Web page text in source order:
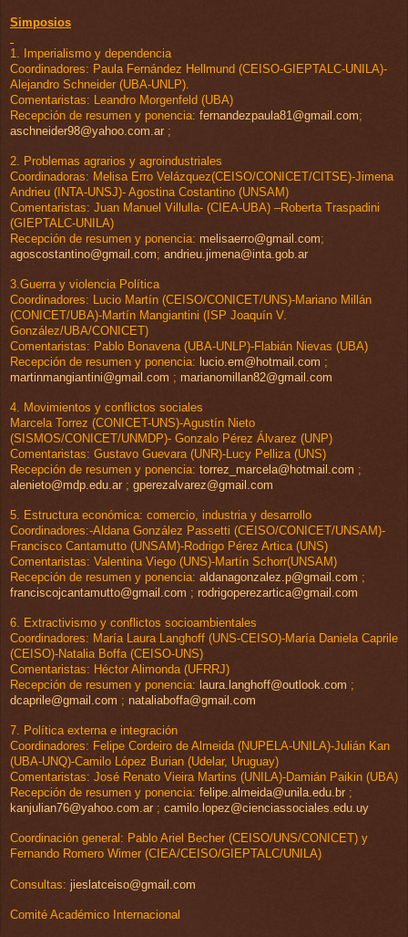
Simposios
1. Imperialismo y dependencia
Coordinadores: Paula Fernández Hellmund (CEISO-GIEPTALC-UNILA)-
Alejandro Schneider (UBA-UNLP).
Comentaristas: Leandro Morgenfeld (UBA)
Recepción de resumen y ponencia: fernandezpaula81@gmail.com;
aschneider98@yahoo.com.ar ;
2. Problemas agrarios y agroindustriales
Coordinadoras: Melisa Erro Velázquez(CEISO/CONICET/CITSE)-Jimena
Andrieu (INTA-UNSJ)- Agostina Costantino (UNSAM)
Comentaristas: Juan Manuel Villulla- (CIEA-UBA) –Roberta Traspadini
(GIEPTALC-UNILA)
Recepción de resumen y ponencia: melisaerro@gmail.com;
agoscostantino@gmail.com; andrieu.jimena@inta.gob.ar
3.Guerra y violencia Política
Coordinadores: Lucio Martín (CEISO/CONICET/UNS)-Mariano Millán
(CONICET/UBA)-Martín Mangiantini (ISP Joaquín V.
González/UBA/CONICET)
Comentaristas: Pablo Bonavena (UBA-UNLP)-Flabián Nievas (UBA)
Recepción de resumen y ponencia: lucio.em@hotmail.com ;
martinmangiantini@gmail.com ; marianomillan82@gmail.com
4. Movimientos y conflictos sociales
Marcela Torrez (CONICET-UNS)-Agustín Nieto
(SISMOS/CONICET/UNMDP)- Gonzalo Pérez Álvarez (UNP)
Comentaristas: Gustavo Guevara (UNR)-Lucy Pelliza (UNS)
Recepción de resumen y ponencia: torrez_marcela@hotmail.com ;
alenieto@mdp.edu.ar ; gperezalvarez@gmail.com
5. Estructura económica: comercio, industria y desarrollo
Coordinadores:-Aldana González Passetti (CEISO/CONICET/UNSAM)-
Francisco Cantamutto (UNSAM)-Rodrigo Pérez Artica (UNS)
Comentaristas: Valentina Viego (UNS)-Martín Schorr(UNSAM)
Recepción de resumen y ponencia: aldanagonzalez.p@gmail.com ;
franciscojcantamutto@gmail.com ; rodrigoperezartica@gmail.com
6. Extractivismo y conflictos socioambientales
Coordinadores: María Laura Langhoff (UNS-CEISO)-María Daniela Caprile
(CEISO)-Natalia Boffa (CEISO-UNS)
Comentaristas: Héctor Alimonda (UFRRJ)
Recepción de resumen y ponencia: laura.langhoff@outlook.com ;
dcaprile@gmail.com ; nataliaboffa@gmail.com
7. Política externa e integración
Coordinadores: Felipe Cordeiro de Almeida (NUPELA-UNILA)-Julián Kan
(UBA-UNQ)-Camilo López Burian (Udelar, Uruguay)
Comentaristas: José Renato Vieira Martins (UNILA)-Damián Paikin (UBA)
Recepción de resumen y ponencia: felipe.almeida@unila.edu.br ;
kanjulian76@yahoo.com.ar ; camilo.lopez@cienciassociales.edu.uy
Coordinación general: Pablo Ariel Becher (CEISO/UNS/CONICET) y
Fernando Romero Wimer (CIEA/CEISO/GIEPTALC/UNILA)
Consultas: jieslatceiso@gmail.com
Comité Académico Internacional